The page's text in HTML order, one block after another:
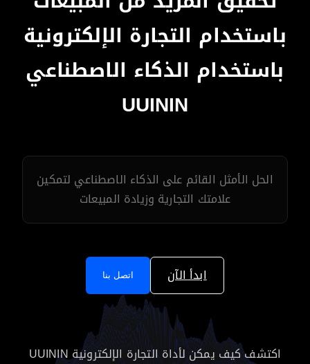
باستخدام التجارة الإلكترونية
باستخدام الذكاء الاصطناعي
UUININ
الحل الأمثل القائم على الذكاء الاصطناعي لتمكين
علامتك التجارية وزيادة المبيعات
ابدأ الآن اتصل بنا
اكتشف كيف يمكن لأداة التجارة الإلكترونية UUININ